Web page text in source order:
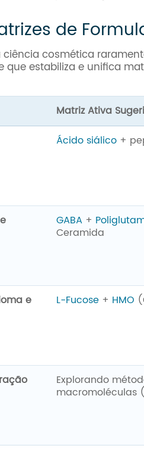
de
cosmética
estabiliza e unifica
Matriz Ativa
Ácido siálico+
GABA+
Ceramida
e
L-Fucose+ HMO
Explorando
macromoléculas